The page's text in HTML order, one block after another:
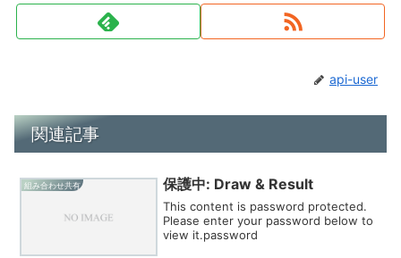
api-user
関連記事
組み合わせ共有 保護中: Draw & Result
This content is password protected.
Please enter your password below to
view it.password